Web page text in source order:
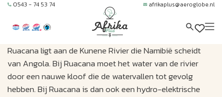
0543 - 74 53 74 afrikaplus@aeroglobe.nl
Ruacana ligt aan de Kunene Rivier die Namibië scheidt
van Angola. Bij Ruacana moet het water van de rivier
door een nauwe kloof die de watervallen tot gevolg
hebben. Bij Ruacana is dan ook een hydro-elektrische